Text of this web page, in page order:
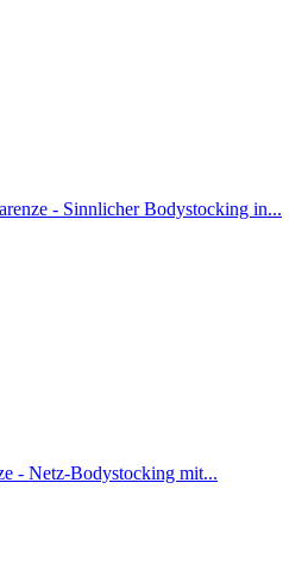
- Sinnlicher Bodystocking in...
- Netz-Bodystocking mit...